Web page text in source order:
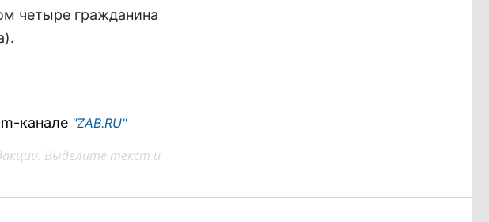
четыре гражданина
канале "ZAB.RU"
Выделите текст и